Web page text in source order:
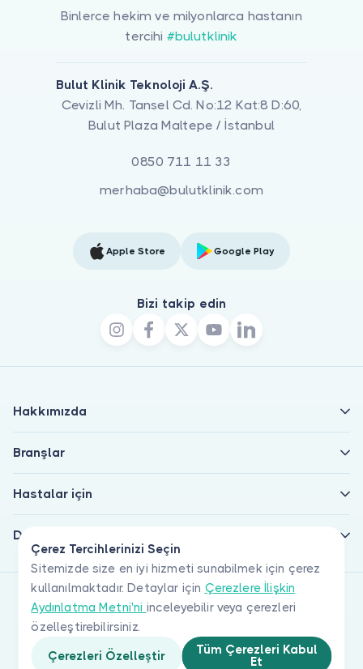
Çerez Tercihlerinizi Seçin
Sitemizde size en iyi hizmeti sunabilmek için çerez
kullanılmaktadır. Detaylar için Çerezlere İlişkin
Aydınlatma Metni'ni inceleyebilir veya çerezleri
özelleştirebilirsiniz.
Çerezleri Özelleştir
Tüm Çerezleri Kabul
Et
Binlerce hekim ve milyonlarca hastanın
tercihi #bulutklinik
Bulut Klinik Teknoloji A.Ş.
Cevizli Mh. Tansel Cd. No:12 Kat:8 D:60,
Bulut Plaza Maltepe / İstanbul
0850 711 11 33
merhaba@bulutklinik.com
Apple Store Google Play
Bizi takip edin
Hakkımızda
Branşlar
Hastalar için
Doktorlar için